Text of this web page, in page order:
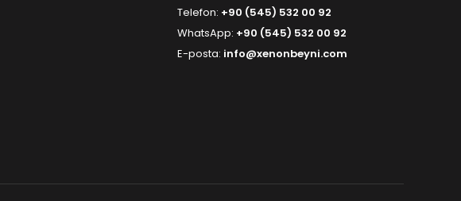
Telefon: +90 (545) 532 00 92
WhatsApp: +90 (545) 532 00 92
E-posta: info@xenonbeyni.com